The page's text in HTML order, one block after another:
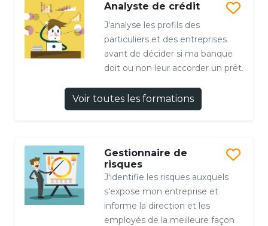
Analyste de crédit
J'analyse les profils des
particuliers et des entreprises
avant de décider si ma banque
doit ou non leur accorder un prêt.
Voir toutes les formations
Gestionnaire de
risques
J'identifie les risques auxquels
s'expose mon entreprise et
informe la direction et les
employés de la meilleure façon